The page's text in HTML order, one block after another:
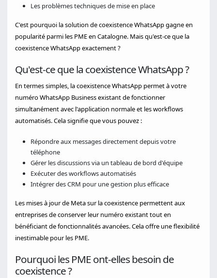
Les problèmes techniques de mise en place
C'est pourquoi la solution de coexistence WhatsApp gagne en
popularité parmi les PME en Catalogne. Mais qu'est-ce que la
coexistence WhatsApp exactement ?
Qu'est-ce que la coexistence WhatsApp ?
En termes simples, la coexistence WhatsApp permet à votre
numéro WhatsApp Business existant de fonctionner
simultanément avec l'application normale et les workflows
automatisés. Cela signifie que vous pouvez :
Répondre aux messages directement depuis votre
téléphone
Gérer les discussions via un tableau de bord d'équipe
Exécuter des workflows automatisés
Intégrer des CRM pour une gestion plus efficace
Les mises à jour de Meta sur la coexistence permettent aux
entreprises de conserver leur numéro existant tout en
bénéficiant de fonctionnalités avancées. Cela offre une flexibilité
inestimable pour les PME.
Pourquoi les PME ont-elles besoin de
coexistence ?